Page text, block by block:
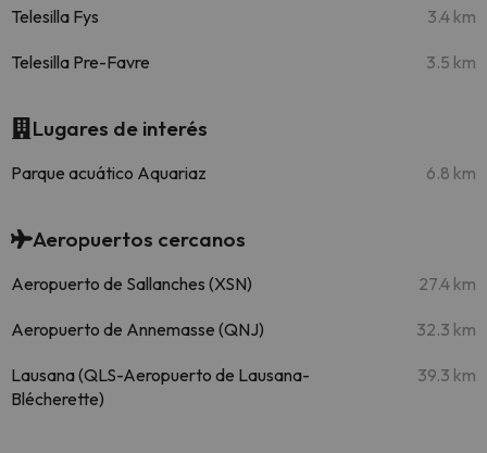
Telesilla Fys 3.4 km
Telesilla Pre-Favre 3.5 km
Lugares de interés
Parque acuático Aquariaz 6.8 km
Aeropuertos cercanos
Aeropuerto de Sallanches (XSN) 27.4 km
Aeropuerto de Annemasse (QNJ) 32.3 km
Lausana (QLS-Aeropuerto de Lausana-
Blécherette)
39.3 km